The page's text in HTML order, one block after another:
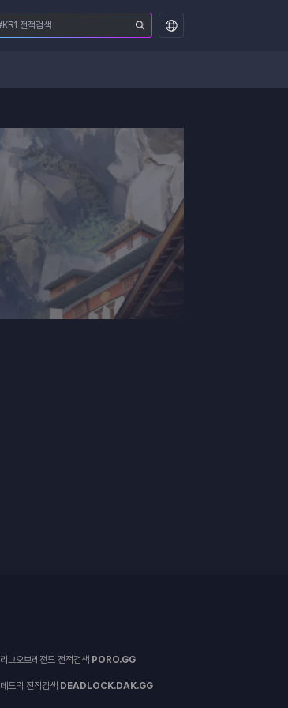
리그오브레전드 전적검색 PORO.GG
데드락 전적검색 DEADLOCK.DAK.GG